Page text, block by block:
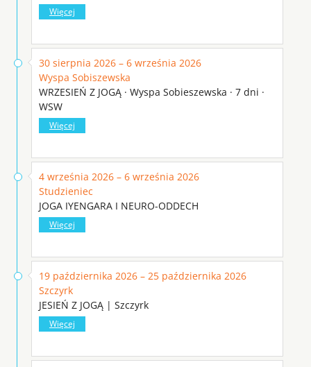
Więcej
30 sierpnia 2026 – 6 września 2026
Wyspa Sobiszewska
WRZESIEŃ Z JOGĄ · Wyspa Sobieszewska · 7 dni ·
WSW
Więcej
4 września 2026 – 6 września 2026
Studzieniec
JOGA IYENGARA I NEURO-ODDECH
Więcej
19 października 2026 – 25 października 2026
Szczyrk
JESIEŃ Z JOGĄ | Szczyrk
Więcej